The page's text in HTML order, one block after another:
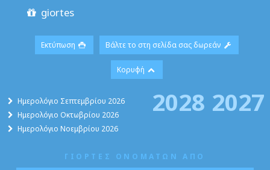
giortes
Εκτύπωση Βάλτε το στη σελίδα σας δωρεάν
Κορυφή
Ημερολόγιο Σεπτεμβρίου 2026
Ημερολόγιο Οκτωβρίου 2026
Ημερολόγιο Νοεμβρίου 2026
2027
2028
ΓΙΟΡΤΕΣ ΟΝΟΜΑΤΩΝ ΑΠΟ